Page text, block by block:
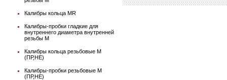
Калибры кольца MR
Калибры-пробки гладкие для
внутреннего диаметра внутренней
резьбы М
Калибры кольца резьбовые М
(ПР,НЕ)
Калибры-пробки резьбовые М
(ПР,НЕ)